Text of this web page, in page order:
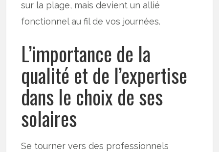
sur la plage, mais devient un allié
fonctionnel au fil de vos journées.
L’importance de la
qualité et de l’expertise
dans le choix de ses
solaires
Se tourner vers des professionnels